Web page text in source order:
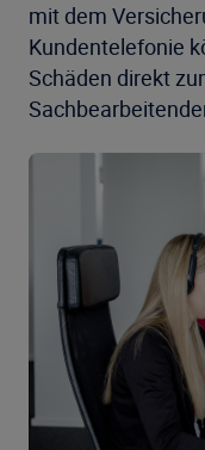
mit dem
Kundentelefonie
Schäden direkt